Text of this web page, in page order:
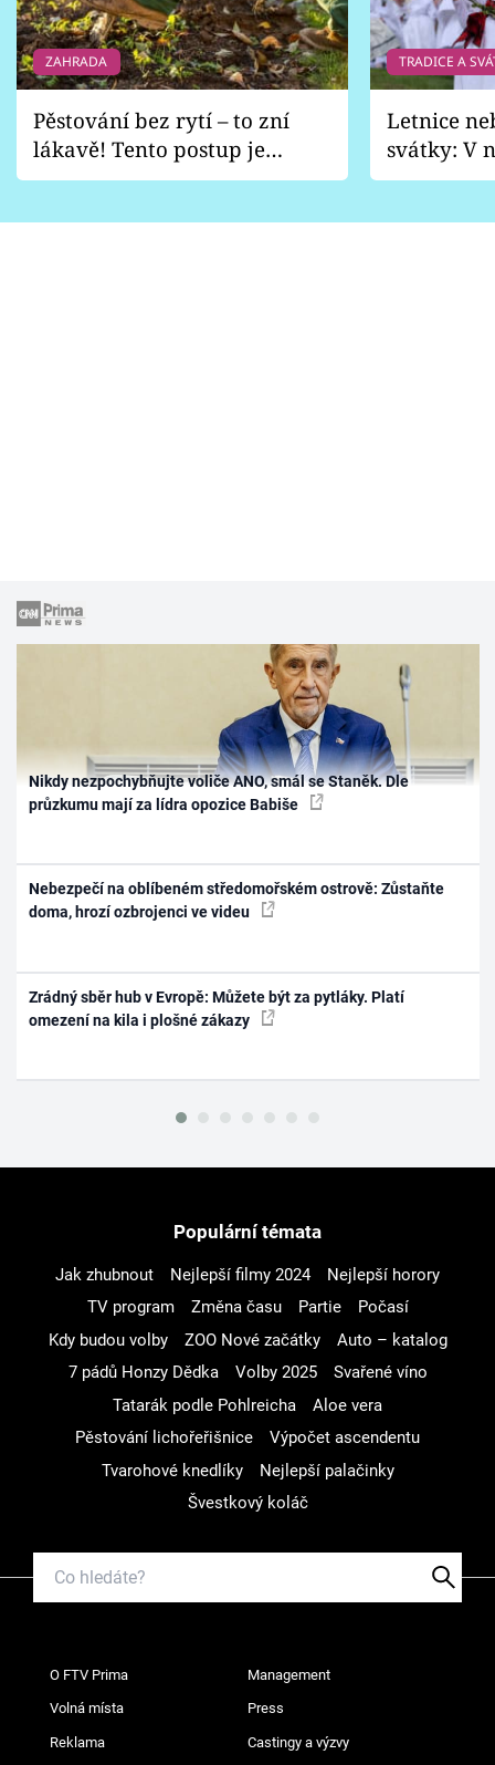
ZAHRADA
Pěstování bez rytí – to zní
lákavě! Tento postup je
vhodný jen pro některé
TRADICE A
Letnice
svátky: V
pondělí
Nikdy nezpochybňujte voliče ANO, smál se Staněk. Dle
průzkumu mají za lídra opozice Babiše
Nebezpečí na oblíbeném středomořském ostrově: Zůstaňte
doma, hrozí ozbrojenci ve videu
Zrádný sběr hub v Evropě: Můžete být za pytláky. Platí
omezení na kila i plošné zákazy
Populární témata
Jak zhubnout Nejlepší filmy 2024
Nejlepší horory
TV program
Změna času Partie
Počasí
Kdy budou volby
ZOO Nové začátky
Auto – katalog
7 pádů Honzy Dědka
Volby 2025
Svařené víno
Tatarák podle Pohlreicha
Aloe vera
Pěstování lichořeřišnice
Výpočet ascendentu
Tvarohové knedlíky
Nejlepší palačinky
Švestkový koláč
O FTV Prima Management
Volná místa Press
Reklama Castingy a výzvy